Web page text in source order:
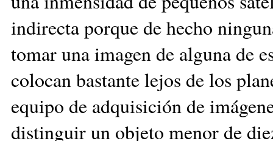
indirecta porque de hecho
tomar una imagen de alguna de
colocan bastante lejos de los
equipo de adquisición de
distinguir un objeto menor de